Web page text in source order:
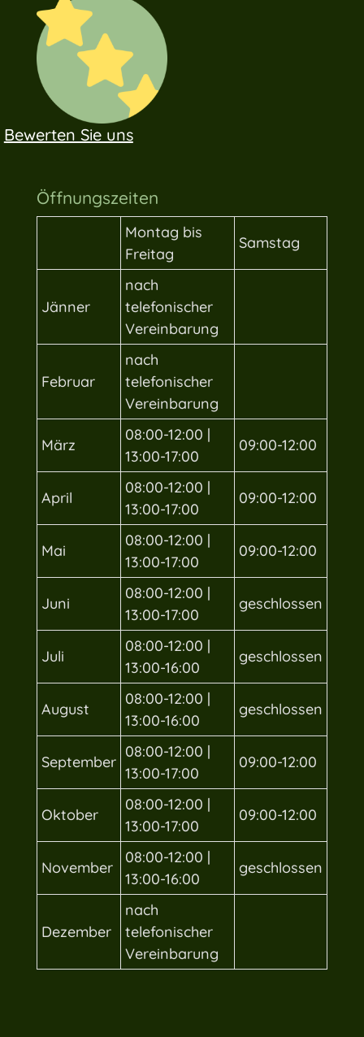
Bewerten Sie uns
Öffnungszeiten
Montag bis
Freitag
Samstag
Jänner
nach
telefonischer
Vereinbarung
Februar
nach
telefonischer
Vereinbarung
März
08:00-12:00 |
13:00-17:00
09:00-12:00
April
08:00-12:00 |
13:00-17:00
09:00-12:00
Mai
08:00-12:00 |
13:00-17:00
09:00-12:00
Juni
08:00-12:00 |
13:00-17:00
geschlossen
Juli
08:00-12:00 |
13:00-16:00
geschlossen
August
08:00-12:00 |
13:00-16:00
geschlossen
September
08:00-12:00 |
13:00-17:00
09:00-12:00
Oktober
08:00-12:00 |
13:00-17:00
09:00-12:00
November
08:00-12:00 |
13:00-16:00
geschlossen
Dezember
nach
telefonischer
Vereinbarung